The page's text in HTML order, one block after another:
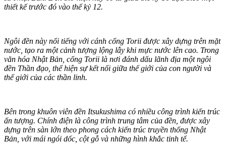
thiết kế trước đó vào thế kỷ 12.
Ngôi đền này nổi tiếng với cánh cổng Torii được xây dựng trên mặt
nước, tạo ra một cảnh tượng lộng lẫy khi mực nước lên cao. Trong
văn hóa Nhật Bản, cổng Torii là nơi đánh dấu lãnh địa một ngôi
đền Thần đạo, thể hiện sự kết nối giữa thế giới của con người và
thế giới của các thần linh.
Bên trong khuôn viên đền Itsukushima có nhiều công trình kiến trúc
ấn tượng. Chính điện là công trình trung tâm của đền, được xây
dựng trên sàn lớn theo phong cách kiến trúc truyền thống Nhật
Bản, với mái ngói dốc, cột gỗ và những hình khắc tinh tế.